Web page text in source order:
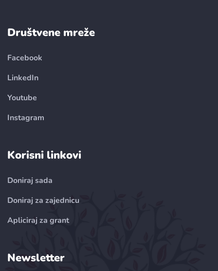
Društvene mreže
Facebook
LinkedIn
Youtube
Instagram
Korisni linkovi
Doniraj sada
Doniraj za zajednicu
Apliciraj za grant
Newsletter